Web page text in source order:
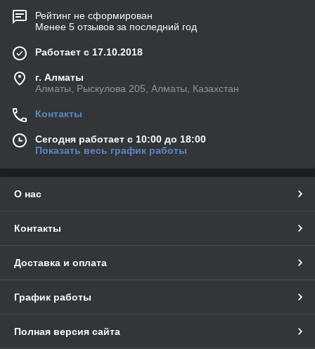
Рейтинг не сформирован
Менее 5 отзывов за последний год
Работает с 17.10.2018
г. Алматы
Алматы, Рыскулова 205, Алматы, Казахстан
Контакты
Сегодня работает с 10:00 до 18:00
Показать весь график работы
О нас
Контакты
Доставка и оплата
График работы
Полная версия сайта